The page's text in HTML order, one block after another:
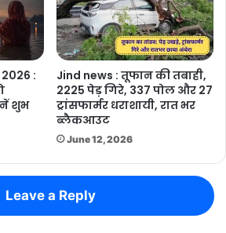
:
शुभ
Jind news : तूफान की तबाही,
2225 पेड़ गिरे, 337 पोल और 27
ट्रांसफार्मर धराशायी, रात भर
ब्लैकआउट
June 12, 2026
Leave a Reply